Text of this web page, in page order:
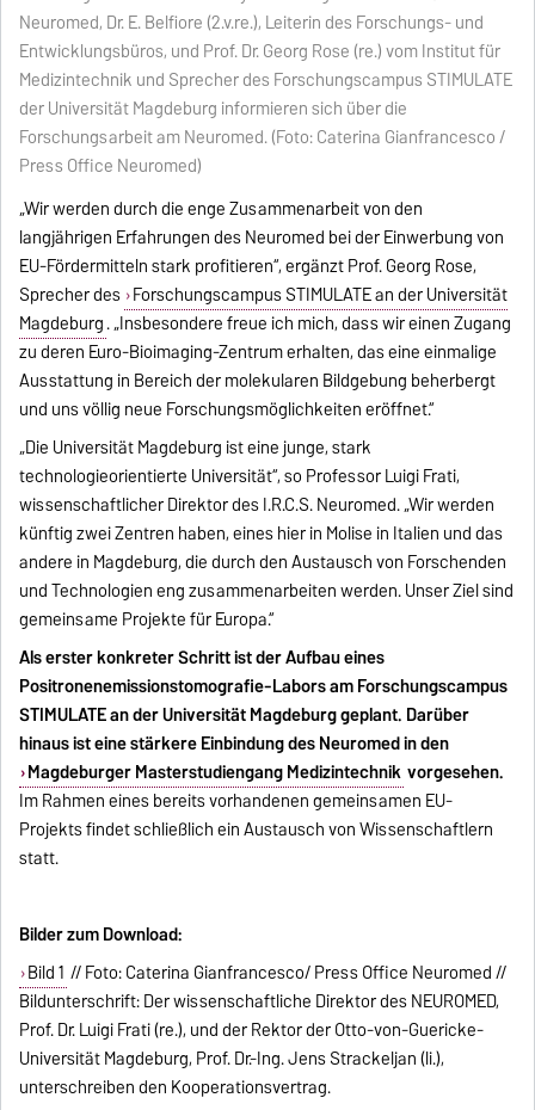
Neuromed, Dr. E. Belfiore (2.v.re.), Leiterin des Forschungs- und
Entwicklungsbüros, und Prof. Dr. Georg Rose (re.) vom Institut für
Medizintechnik und Sprecher des Forschungscampus STIMULATE
der Universität Magdeburg informieren sich über die
Forschungsarbeit am Neuromed. (Foto: Caterina Gianfrancesco /
Press Office Neuromed)
„Wir werden durch die enge Zusammenarbeit von den
langjährigen Erfahrungen des Neuromed bei der Einwerbung von
EU-Fördermitteln stark profitieren“, ergänzt Prof. Georg Rose,
Sprecher des Forschungscampus STIMULATE an der Universität
Magdeburg. „Insbesondere freue ich mich, dass wir einen Zugang
zu deren Euro-Bioimaging-Zentrum erhalten, das eine einmalige
Ausstattung in Bereich der molekularen Bildgebung beherbergt
und uns völlig neue Forschungsmöglichkeiten eröffnet.“
„Die Universität Magdeburg ist eine junge, stark
technologieorientierte Universität“, so Professor Luigi Frati,
wissenschaftlicher Direktor des I.R.C.S. Neuromed. „Wir werden
künftig zwei Zentren haben, eines hier in Molise in Italien und das
andere in Magdeburg, die durch den Austausch von Forschenden
und Technologien eng zusammenarbeiten werden. Unser Ziel sind
gemeinsame Projekte für Europa.“
Als erster konkreter Schritt ist der Aufbau eines
Positronenemissionstomografie-Labors am Forschungscampus
STIMULATE an der Universität Magdeburg geplant. Darüber
hinaus ist eine stärkere Einbindung des Neuromed in den
Magdeburger Masterstudiengang Medizintechnik vorgesehen.
Im Rahmen eines bereits vorhandenen gemeinsamen EU-
Projekts findet schließlich ein Austausch von Wissenschaftlern
statt.
Bilder zum Download:
Bild 1 // Foto: Caterina Gianfrancesco/ Press Office Neuromed //
Bildunterschrift: Der wissenschaftliche Direktor des NEUROMED,
Prof. Dr. Luigi Frati (re.), und der Rektor der Otto-von-Guericke-
Universität Magdeburg, Prof. Dr.-Ing. Jens Strackeljan (li.),
unterschreiben den Kooperationsvertrag.